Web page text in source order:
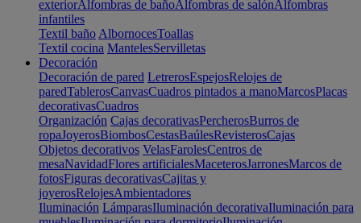
exteriorAlfombras de bañoAlfombras de salónAlfombras
infantiles
Textil baño AlbornocesToallas
Textil cocina MantelesServilletas
Decoración
Decoración de pared LetrerosEspejosRelojes de
paredTablerosCanvasCuadros pintados a manoMarcosPlacas
decorativasCuadros
Organización Cajas decorativasPercherosBurros de
ropaJoyerosBiombosCestasBaúlesRevisterosCajas
Objetos decorativos VelasFarolesCentros de
mesaNavidadFlores artificialesMaceterosJarronesMarcos de
fotosFiguras decorativasCajitas y
joyerosRelojesAmbientadores
Iluminación LámparasIluminación decorativaIluminación para